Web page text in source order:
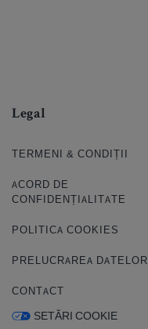
Legal
TERMENI & CONDIȚII
ACORD DE
CONFIDENȚIALITATE
POLITICA COOKIES
PRELUCRAREA DATELOR
CONTACT
SETĂRI COOKIE